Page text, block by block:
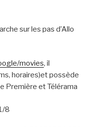
sur les pas d’Allo
movies, il
horaires)et possède
Première et Télérama
8